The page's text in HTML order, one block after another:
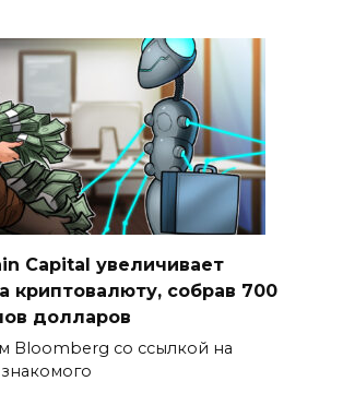
Capital увеличивает
криптовалюту, собрав 700
долларов
Bloomberg со ссылкой на